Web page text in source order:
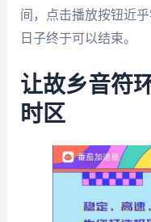
间，点击播放按钮近
日子终于可以结束。
让故乡音符
时区